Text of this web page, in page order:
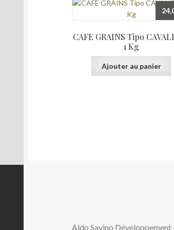
CAFE GRAINS Tipo
1 Kg
Ajouter au panier
Aldo Savino